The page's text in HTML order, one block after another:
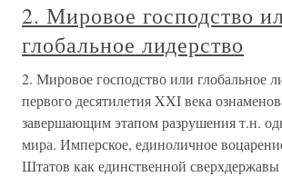
2. Мировое господство
глобальное лидерство
2. Мировое господство или глобальное
первого десятилетия XXI века
завершающим этапом разрушения т.н.
мира. Имперское, единоличное
Штатов как единственной